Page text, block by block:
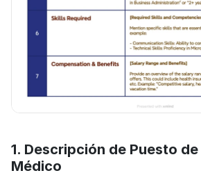
1. Descripción de Puesto
Médico